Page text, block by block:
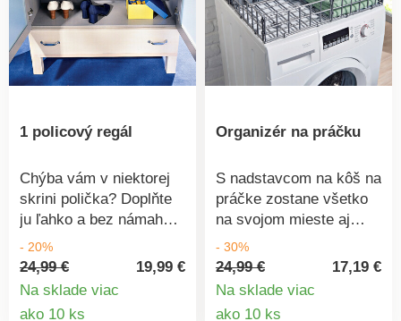
1 policový regál
Chýba vám v niektorej
skrini polička? Doplňte
ju ľahko a bez námahy!
Vďaka teleskopickým
tyčiam túto praktickú
policu umiestnite bez
- 20%
24,99 €
19,99 €
Na sklade viac
ako 10 ks
Organizér na práčku
S nadstavcom na kôš na
práčke zostane všetko
na svojom mieste aj
počas odstreďovania:
aviváž, prací
prostriedok, čistiace
- 30%
24,99 €
17,19 €
Na sklade viac
ako 10 ks